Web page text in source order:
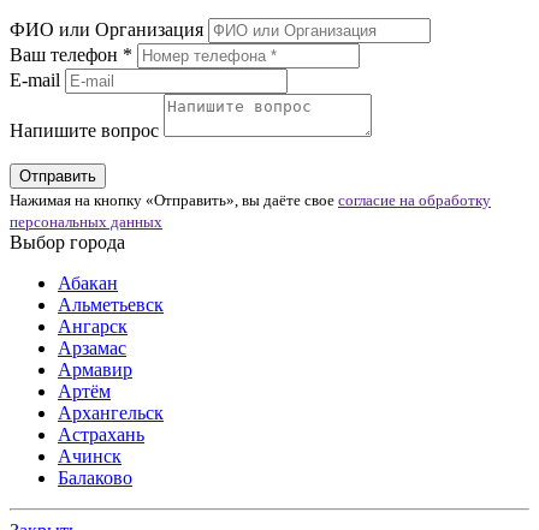
ФИО или Организация
Ваш телефон *
E-mail
Напишите вопрос
Нажимая на кнопку «Отправить», вы даёте свое согласие на обработку
персональных данных
Выбор города
Абакан
Альметьевск
Ангарск
Арзамас
Армавир
Артём
Архангельск
Астрахань
Ачинск
Балаково